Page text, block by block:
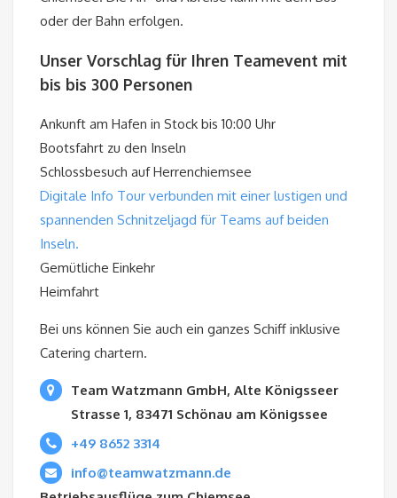
oder der Bahn erfolgen.
Unser Vorschlag für Ihren Teamevent mit
bis bis 300 Personen
Ankunft am Hafen in Stock bis 10:00 Uhr
Bootsfahrt zu den Inseln
Schlossbesuch auf Herrenchiemsee
Digitale Info Tour verbunden mit einer lustigen und
spannenden Schnitzeljagd für Teams auf beiden
Inseln.
Gemütliche Einkehr
Heimfahrt
Bei uns können Sie auch ein ganzes Schiff inklusive
Catering chartern.
Team Watzmann GmbH, Alte Königsseer
Strasse 1, 83471 Schönau am Königssee
+49 8652 3314
info@teamwatzmann.de